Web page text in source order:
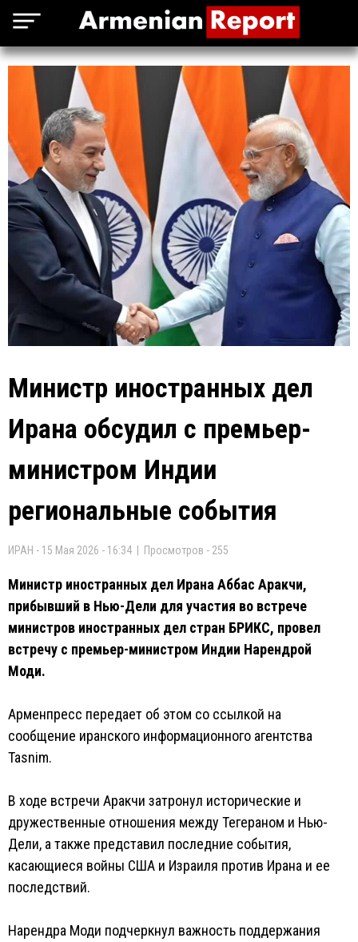
Министр иностранных дел
Ирана обсудил с премьер-
министром Индии
региональные события
ИРАН - 15 Мая 2026 - 16:34 | Просмотров - 255
Министр иностранных дел Ирана Аббас Аракчи,
прибывший в Нью-Дели для участия во встрече
министров иностранных дел стран БРИКС, провел
встречу с премьер-министром Индии Нарендрой
Моди.
Арменпресс передает об этом со ссылкой на
сообщение иранского информационного агентства
Tasnim.
В ходе встречи Аракчи затронул исторические и
дружественные отношения между Тегераном и Нью-
Дели, а также представил последние события,
касающиеся войны США и Израиля против Ирана и ее
последствий.
Нарендра Моди подчеркнул важность поддержания